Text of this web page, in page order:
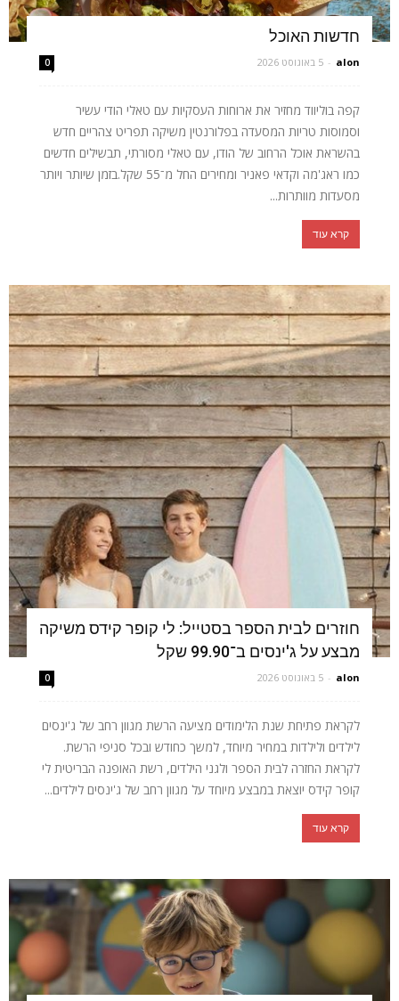
חדשות האוכל
alon
- 5 באוגוסט 2026 0
קפה בוליווד מחזיר את ארוחות העסקיות עם טאלי הודי עשיר
וסמוסות טריות המסעדה בפלורנטין משיקה תפריט צהריים חדש
בהשראת אוכל הרחוב של הודו, עם טאלי מסורתי, תבשילים חדשים
כמו ראג'מה וקדאי פאניר ומחירים החל מ־55 שקל.בזמן שיותר ויותר
מסעדות מוותרות...
קרא עוד
חוזרים לבית הספר בסטייל: לי קופר קידס משיקה
מבצע על ג'ינסים ב־99.90 שקל
alon
- 5 באוגוסט 2026 0
לקראת פתיחת שנת הלימודים מציעה הרשת מגוון רחב של ג'ינסים
לילדים ולילדות במחיר מיוחד, למשך כחודש ובכל סניפי הרשת.
לקראת החזרה לבית הספר ולגני הילדים, רשת האופנה הבריטית לי
קופר קידס יוצאת במבצע מיוחד על מגוון רחב של ג'ינסים לילדים...
קרא עוד